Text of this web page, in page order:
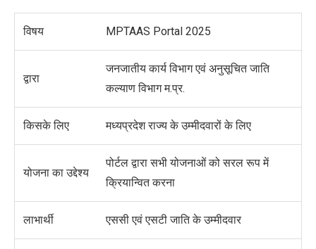
विषय MPTAAS Portal 2025
द्वारा
जनजातीय कार्य विभाग एवं अनुसूचित जाति
कल्याण विभाग म.प्र.
किसके लिए मध्यप्रदेश राज्य के उम्मीदवारों के लिए
योजना का उद्देश्य
पोर्टल द्वारा सभी योजनाओं को सरल रूप में
क्रियान्वित करना
लाभार्थी एससी एवं एसटी जाति के उम्मीदवार